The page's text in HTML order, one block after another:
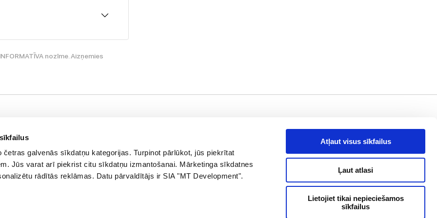
četras galvenās sīkdatņu kategorijas. Turpinot pārlūkot, jūs piekrītat
Jūs varat arī piekrist citu sīkdatņu izmantošanai. Mārketinga sīkdatnes
rādītās reklāmas. Datu pārvaldītājs ir SIA "MT Development".
Atļaut visus sīkfailus
Ļaut atlasi
Lietojiet tikai nepieciešamos
sīkfailus
nozīme. Aizņemies
ar mums
E-pasta adrese Abonēt
+371 26 60 60 60